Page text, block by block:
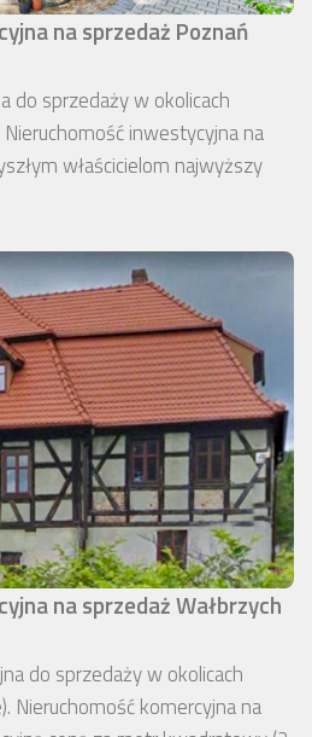
na sprzedaż Poznań
do sprzedaży w okolicach
inwestycyjna na
właścicielom najwyższy
na sprzedaż Wałbrzych
do sprzedaży w okolicach
Nieruchomość komercyjna na